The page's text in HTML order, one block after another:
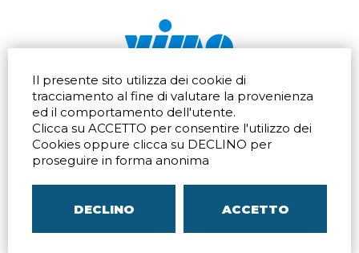
Il presente sito utilizza dei cookie di
tracciamento al fine di valutare la provenienza
ed il comportamento dell'utente.
Clicca su ACCETTO per consentire l'utilizzo dei
Cookies oppure clicca su DECLINO per
proseguire in forma anonima
DECLINO ACCETTO
Via dell'artigianato 32Q
20865 Usmate Velate (MB)
Indicazioni Stradali
Tel. +39 039 672520
Fax +39 039 672568
Email
Via Pontina 583
Roma (RM) 00128
Tel.+39 06 80079273
Indicazioni Stradali
Via San Crispino 64
Padova (PD) 35129
P.IVA00804240968 05096770150– C.C.I.A.A. di